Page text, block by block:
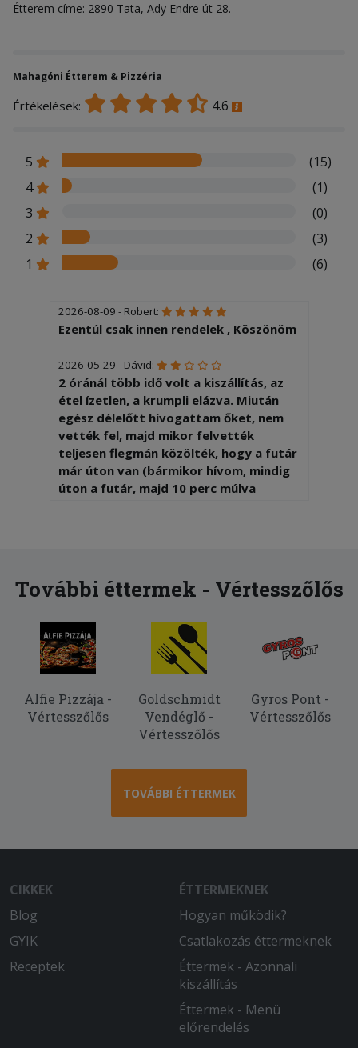
Étterem címe: 2890 Tata, Ady Endre út 28.
Mahagóni Étterem & Pizzéria
Értékelések: 4.6
5
(15)
4
(1)
3
(0)
2
(3)
1
(6)
2026-08-09 - Robert:
Ezentúl csak innen rendelek , Köszönöm
2026-05-29 - Dávid:
2 óránál több idő volt a kiszállítás, az
étel ízetlen, a krumpli elázva. Miután
egész délelőtt hívogattam őket, nem
vették fel, majd mikor felvették
teljesen flegmán közölték, hogy a futár
már úton van (bármikor hívom, mindig
úton a futár, majd 10 perc múlva
hozták,köszönjük a szakácsnak és a
kiszállítónak!!!
2026-02-20 - Ramóna:
Tiramisu adag nagy csalódás volt.
Rendeltem 2 adag tiramisut. Az egyik
pedig kisebb mint a fele. Árban
ugyanannyit fizettem mindektőèrt!
Isteni a burgundi vadragu!!!
A kiszállítás kicsit hosszú, de az ételek
nagyon rendben voltak.
2025-08-23 - Katalin:
Két óra várakozás után jött amit
reméltem! Három féle étel a pizza alja
nagyon fekete volt a másik grillezett
További éttermek - Vértesszőlős
Alfie Pizzája -
Vértesszőlős
Goldschmidt
Vendéglő -
Vértesszőlős
Gyros Pont -
Vértesszőlős
TOVÁBBI ÉTTERMEK
CIKKEK
Blog
GYIK
Receptek
ÉTTERMEKNEK
Hogyan működik?
Csatlakozás éttermeknek
Éttermek - Azonnali
kiszállítás
Éttermek - Menü
előrendelés